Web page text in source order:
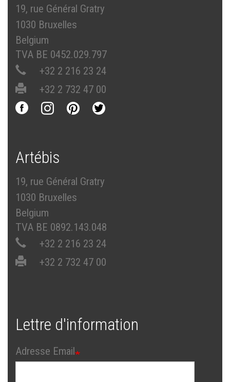
19, rue Général Gratry
1030 Bruxelles
Belgium
TVA BE 0452.029.797
+32 2 216 23 24
+32 2 732 47 00
Artébis
19, rue Général Gratry
1030 Bruxelles
Belgium
TVA BE 0892.143.048
+32 2 216 23 24
+32 2 732 47 00
Lettre d'information
Adresse Email